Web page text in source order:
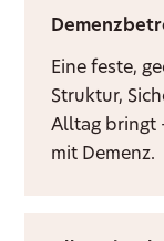
Eine feste,
Struktur,
Alltag bringt
mit Demenz.